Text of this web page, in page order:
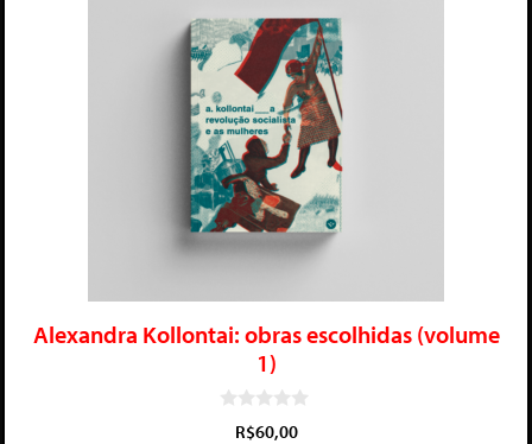
Alexandra Kollontai: obras escolhidas (volume
1)
R$60,00